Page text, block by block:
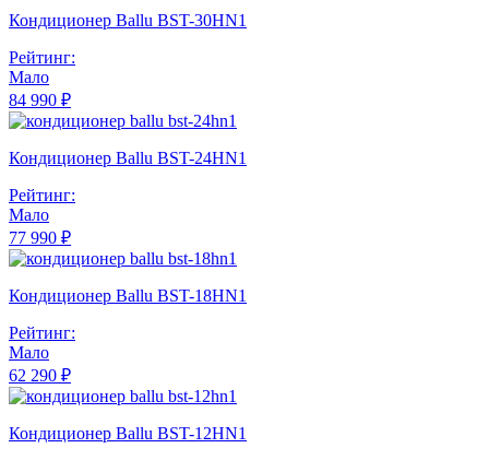
Кондиционер Ballu BST-30HN1
Рейтинг:
Мало
84 990 ₽
Кондиционер Ballu BST-24HN1
Рейтинг:
Мало
77 990 ₽
Кондиционер Ballu BST-18HN1
Рейтинг:
Мало
62 290 ₽
Кондиционер Ballu BST-12HN1